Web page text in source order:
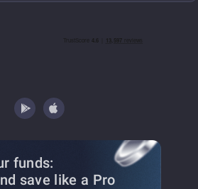
funds:
save like a Pro